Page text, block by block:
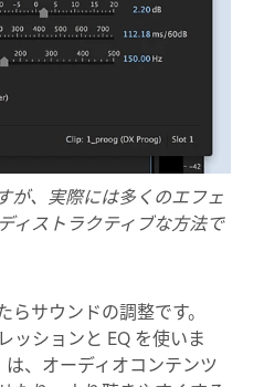
が、実際には多くのエフェ
ィストラクティブな方法で
サウンドの調整です。
ッションと EQ を使いま
、オーディオコンテンツ